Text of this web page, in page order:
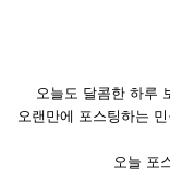
오늘도 달콤한 하루
오랜만에 포스팅하는
오늘 포